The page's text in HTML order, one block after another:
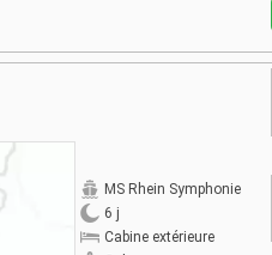
MS Rhein Symphonie
6 j
Cabine extérieure